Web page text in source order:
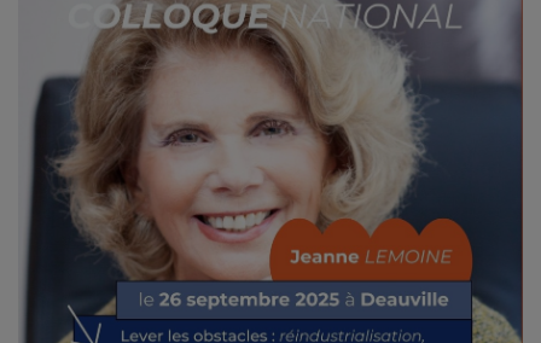
Podcast
UN HAVRE DE CULTURE
PAROLES D'ENTREPRENEURS
AU TOUR DE ... AUTOUR DE ....
ÊTRE-BIEN
LE LIVE RADIO GIRAFE